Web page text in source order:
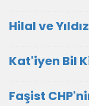
Hilal ve
Kat'iyen Bil
Faşist